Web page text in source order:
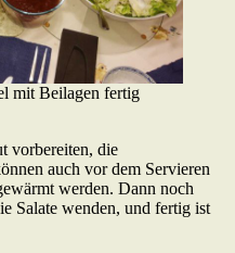
mit Beilagen fertig
vorbereiten, die
auch vor dem Servieren
werden. Dann noch
Salate wenden, und fertig ist